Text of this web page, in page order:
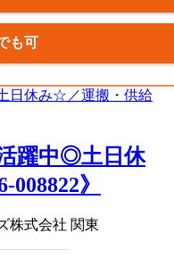
も可
躍中◎土日休
》
株式会社 関東